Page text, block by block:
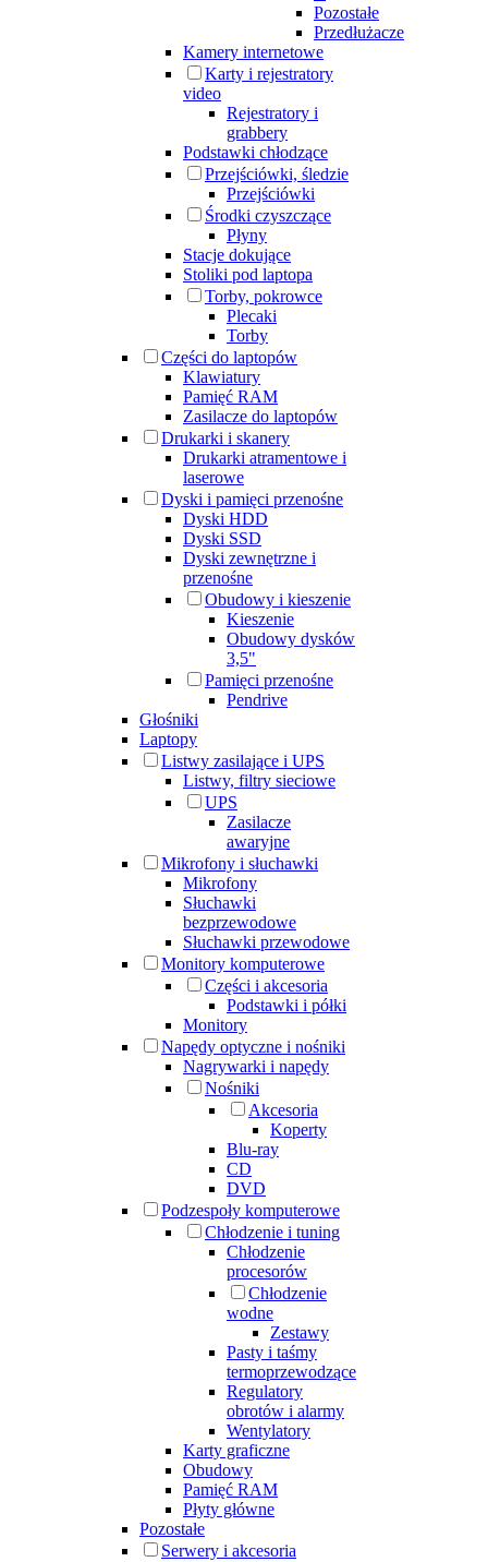
Pozostałe
Przedłużacze
Kamery internetowe
Karty i rejestratory
video
Rejestratory i
grabbery
Podstawki chłodzące
Przejściówki, śledzie
Przejściówki
Środki czyszczące
Płyny
Stacje dokujące
Stoliki pod laptopa
Torby, pokrowce
Plecaki
Torby
Części do laptopów
Klawiatury
Pamięć RAM
Zasilacze do laptopów
Drukarki i skanery
Drukarki atramentowe i
laserowe
Dyski i pamięci przenośne
Dyski HDD
Dyski SSD
Dyski zewnętrzne i
przenośne
Obudowy i kieszenie
Kieszenie
Obudowy dysków
3,5"
Pamięci przenośne
Pendrive
Głośniki
Laptopy
Listwy zasilające i UPS
Listwy, filtry sieciowe
UPS
Zasilacze
awaryjne
Mikrofony i słuchawki
Mikrofony
Słuchawki
bezprzewodowe
Słuchawki przewodowe
Monitory komputerowe
Części i akcesoria
Podstawki i półki
Monitory
Napędy optyczne i nośniki
Nagrywarki i napędy
Nośniki
Akcesoria
Koperty
Blu-ray
CD
DVD
Podzespoły komputerowe
Chłodzenie i tuning
Chłodzenie
procesorów
Chłodzenie
wodne
Zestawy
Pasty i taśmy
termoprzewodzące
Regulatory
obrotów i alarmy
Wentylatory
Karty graficzne
Obudowy
Pamięć RAM
Płyty główne
Pozostałe
Serwery i akcesoria